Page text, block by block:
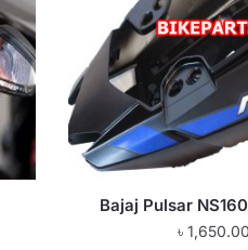
Bajaj Pulsar
৳1,650.00